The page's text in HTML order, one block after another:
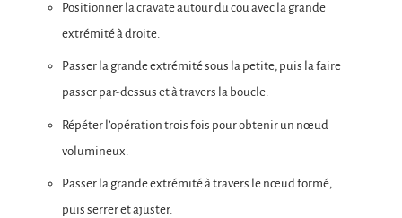
Positionner la cravate autour du cou avec la grande
extrémité à droite.
Passer la grande extrémité sous la petite, puis la faire
passer par-dessus et à travers la boucle.
Répéter l’opération trois fois pour obtenir un nœud
volumineux.
Passer la grande extrémité à travers le nœud formé,
puis serrer et ajuster.